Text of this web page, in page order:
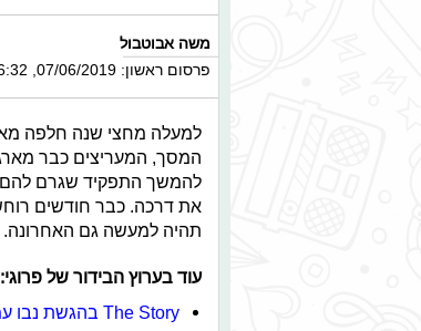
משה אבוטבול
פרסום ראשון: 07/06/2019, 16:32
למעלה מחצי שנה חלפה
המסך, המעריצים כבר
להמשך התפקיד שגרם להם
את דרכה. כבר חודשים
תהיה למעשה גם האחרונה.
עוד בערוץ הבידור של פרוגי:
The Story בהגשת נבו עמרני: עומר חזן במלחמת מים